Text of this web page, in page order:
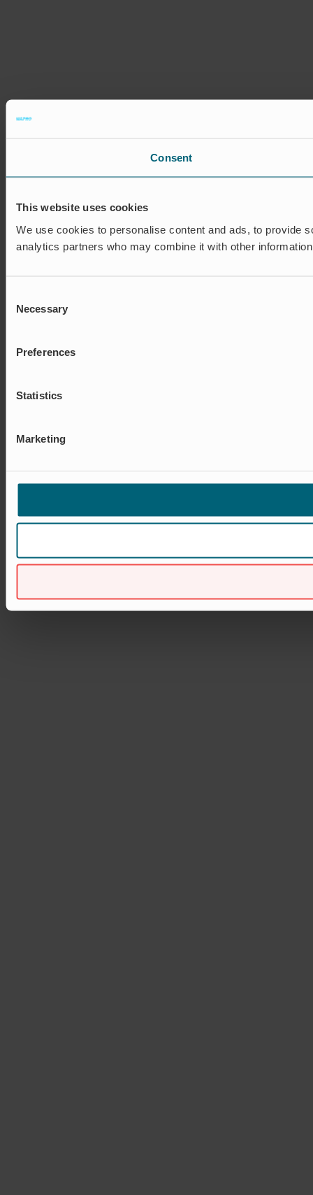
Consent
This website uses cookies
We use cookies to personalise content and ads, to provide
analytics partners who may combine it with other
Selection
Necessary
Preferences
Statistics
Marketing